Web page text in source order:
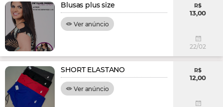
Blusas plus size
Ver anúncio
R$
13,00
22/02
SHORT ELASTANO
Ver anúncio
R$
12,00